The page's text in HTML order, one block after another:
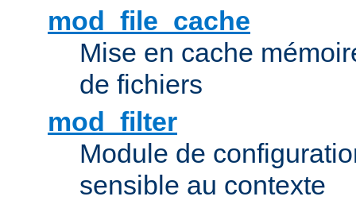
mod_file_cache
Mise en cache
de fichiers
mod_filter
Module de
sensible au contexte